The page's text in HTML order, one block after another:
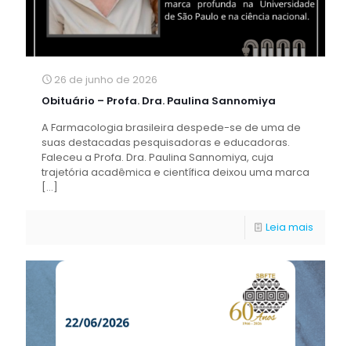
26 de junho de 2026
Obituário – Profa. Dra. Paulina Sannomiya
A Farmacologia brasileira despede-se de uma de
suas destacadas pesquisadoras e educadoras.
Faleceu a Profa. Dra. Paulina Sannomiya, cuja
trajetória acadêmica e científica deixou uma marca
[…]
Leia mais